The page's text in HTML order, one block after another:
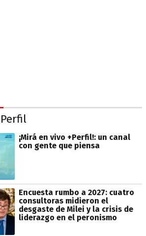
¡Mirá en vivo +Perfil!: un canal
con gente que piensa
Encuesta rumbo a 2027: cuatro
consultoras midieron el
desgaste de Milei y la crisis de
liderazgo en el peronismo